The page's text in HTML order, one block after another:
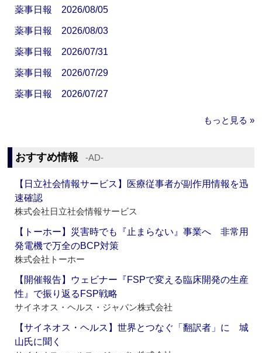
薬事日報 2026/08/05
薬事日報 2026/08/03
薬事日報 2026/07/31
薬事日報 2026/07/29
薬事日報 2026/07/27
もっと見る »
おすすめ情報 ‐AD‐
【日立社会情報サービス】医療従事者が副作用情報を迅
速確認
株式会社日立社会情報サービス
【トーホー】災害時でも『止まらない』事業へ 非常用
発電機で万全のBCP対策
株式会社トーホー
【開催報告】ウェビナー『FSPで変える臨床開発の生産
性』で振り返るFSP戦略
サイネオス・ヘルス・ジャパン株式会社
【サイネオス・ヘルス】世界とつなぐ「翻訳者」に 城
山氏に聞く